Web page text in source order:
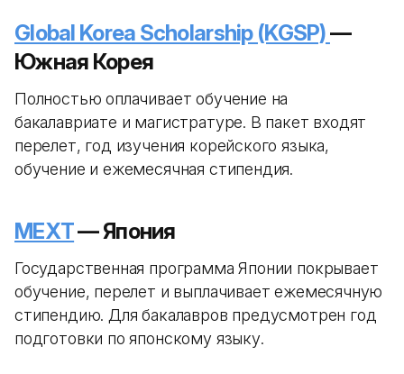
Global Korea Scholarship (KGSP)—
Южная Корея
Полностью оплачивает обучение на
бакалавриате и магистратуре. В пакет входят
перелет, год изучения корейского языка,
обучение и ежемесячная стипендия.
MEXT— Япония
Государственная программа Японии покрывает
обучение, перелет и выплачивает ежемесячную
стипендию. Для бакалавров предусмотрен год
подготовки по японскому языку.